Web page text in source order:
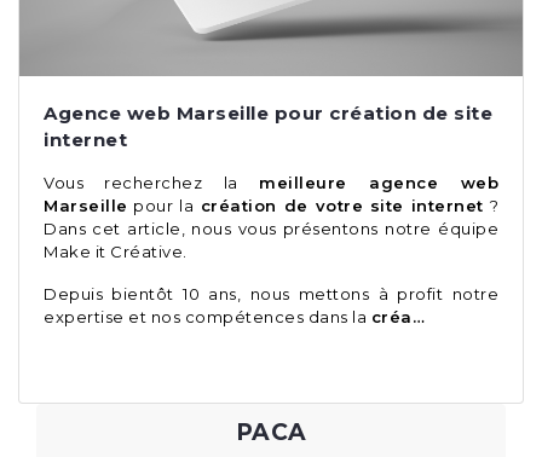
Agence web Marseille pour création de site
internet
Vous recherchez la meilleure agence web
Marseille pour la création de votre site internet ?
Dans cet article, nous vous présentons notre équipe
Make it Créative
Depuis bientôt 10 ans, nous mettons à profit notre
expertise et nos compétences dans la créa…
PACA